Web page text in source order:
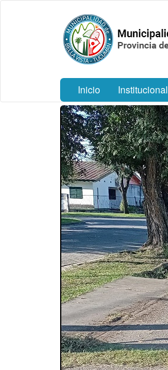
Municipalidad
de Bella
Vista.
Tucumán
Inicio Institucional
Contenido
principal